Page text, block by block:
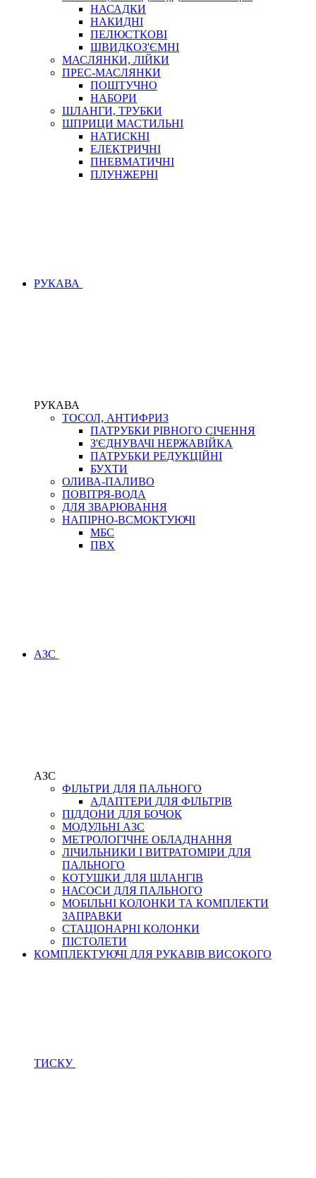
НАСАДКИ
НАКИДНІ
ПЕЛЮСТКОВІ
ШВИДКОЗ'ЄМНІ
МАСЛЯНКИ, ЛІЙКИ
ПРЕС-МАСЛЯНКИ
ПОШТУЧНО
НАБОРИ
ШЛАНГИ, ТРУБКИ
ШПРИЦИ МАСТИЛЬНІ
НАТИСКНІ
ЕЛЕКТРИЧНІ
ПНЕВМАТИЧНІ
ПЛУНЖЕРНІ
РУКАВА
РУКАВА
ТОСОЛ, АНТИФРИЗ
ПАТРУБКИ РІВНОГО СІЧЕННЯ
З'ЄДНУВАЧІ НЕРЖАВІЙКА
ПАТРУБКИ РЕДУКЦІЙНІ
БУХТИ
ОЛИВА-ПАЛИВО
ПОВІТРЯ-ВОДА
ДЛЯ ЗВАРЮВАННЯ
НАПІРНО-ВСМОКТУЮЧІ
МБС
ПВХ
АЗС
АЗС
ФІЛЬТРИ ДЛЯ ПАЛЬНОГО
АДАПТЕРИ ДЛЯ ФІЛЬТРІВ
ПІДДОНИ ДЛЯ БОЧОК
МОДУЛЬНІ АЗС
МЕТРОЛОГІЧНЕ ОБЛАДНАННЯ
ЛІЧИЛЬНИКИ І ВИТРАТОМІРИ ДЛЯ
ПАЛЬНОГО
КОТУШКИ ДЛЯ ШЛАНГІВ
НАСОСИ ДЛЯ ПАЛЬНОГО
МОБІЛЬНІ КОЛОНКИ ТА КОМПЛЕКТИ
ЗАПРАВКИ
СТАЦІОНАРНІ КОЛОНКИ
ПІСТОЛЕТИ
КОМПЛЕКТУЮЧІ ДЛЯ РУКАВІВ ВИСОКОГО
ТИСКУ